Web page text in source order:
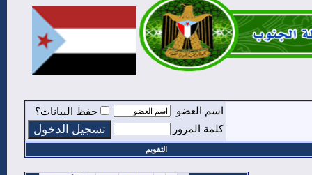
اسم العضو
حفظ البيانات؟
كلمة المرور
التقويم